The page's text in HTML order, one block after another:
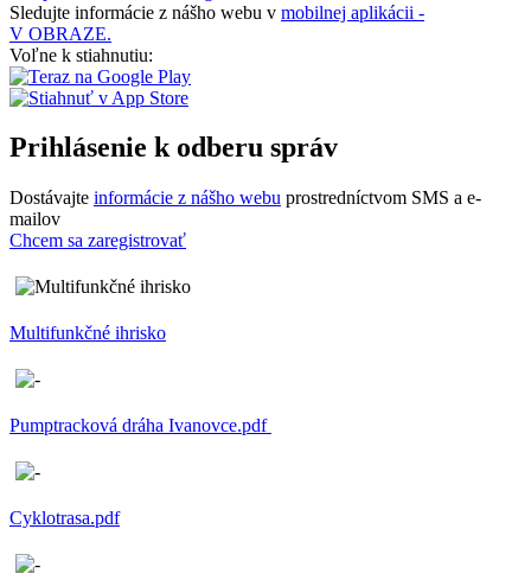
Sledujte informácie z nášho webu v mobilnej aplikácii -
V OBRAZE.
Voľne k stiahnutiu:
Prihlásenie k odberu správ
Dostávajte informácie z nášho webu prostredníctvom SMS a e-
mailov
Chcem sa zaregistrovať
Multifunkčné ihrisko
Pumptracková dráha Ivanovce.pdf
Cyklotrasa.pdf